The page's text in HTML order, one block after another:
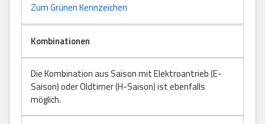
Zum Grünen Kennzeichen
Kombinationen
Die Kombination aus Saison mit Elektroantrieb (E-
Saison) oder Oldtimer (H-Saison) ist ebenfalls
möglich.